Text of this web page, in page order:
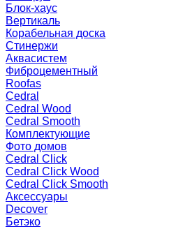
Блок-хаус
Вертикаль
Корабельная доска
Стинержи
Аквасистем
Фиброцементный
Roofas
Cedral
Cedral Wood
Cedral Smooth
Комплектующие
Фото домов
Cedral Click
Cedral Click Wood
Cedral Click Smooth
Аксессуары
Decover
Бетэко